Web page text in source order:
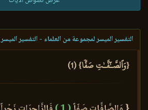
التفسير الميسر لمجموعة من العلماء - التفسير الميسر
{وَٱلصَّـٰٓفَّـٰتِ صَفّٗا} (1)